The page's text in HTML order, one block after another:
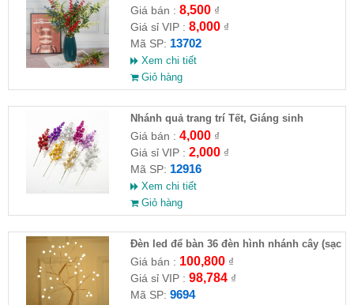
Giá bán : 8,500₫
Giá sỉ VIP : 8,000₫
Mã SP: 13702
Xem chi tiết
Giỏ hàng
Nhánh quả trang trí Tết, Giáng sinh
Giá bán : 4,000₫
Giá sỉ VIP : 2,000₫
Mã SP: 12916
Xem chi tiết
Giỏ hàng
Đèn led để bàn 36 đèn hình nhánh cây (sạc
usb)
Giá bán : 100,800₫
Giá sỉ VIP : 98,784₫
Mã SP: 9694